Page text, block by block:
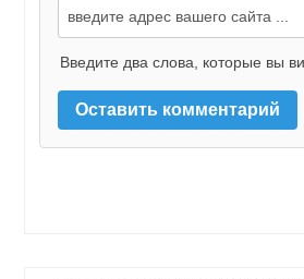
Введите два слова, которые вы